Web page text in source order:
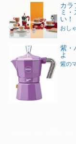
カ
ミ
い！
おし
紫・
よ
紫の